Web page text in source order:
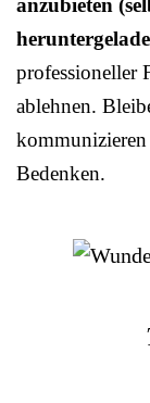
anzubieten
professioneller
ablehnen.
Bedenken.